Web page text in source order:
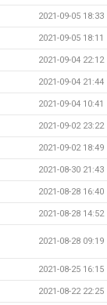
2021-09-05 18:33
2021-09-05 18:11
2021-09-04 22:12
2021-09-04 21:44
2021-09-04 10:41
2021-09-02 23:22
2021-09-02 18:49
2021-08-30 21:43
2021-08-28 16:40
2021-08-28 14:52
2021-08-28 09:19
2021-08-25 16:15
2021-08-22 22:25